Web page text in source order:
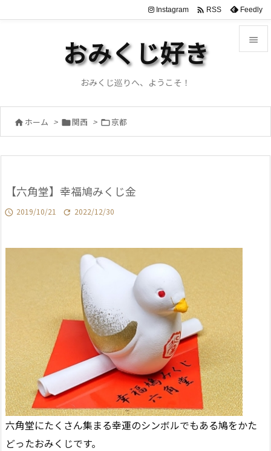

サイド
Instagram  RSS Feedly
おみくじ好き
おみくじ巡りへ、ようこそ！
 ホーム > 関西 > 京都
【六角堂】幸福鳩みくじ金
 2019/10/21  2022/12/30
六角堂にたくさん集まる幸運のシンボルでもある鳩をかた
どったおみくじです。